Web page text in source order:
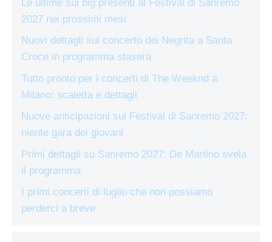
Le ultime sui big presenti al Festival di Sanremo
2027 nei prossimi mesi
Nuovi dettagli sul concerto dei Negrita a Santa
Croce in programma stasera
Tutto pronto per i concerti di The Weeknd a
Milano: scaletta e dettagli
Nuove anticipazioni sul Festival di Sanremo 2027:
niente gara dei giovani
Primi dettagli su Sanremo 2027: De Martino svela
il programma
I primi concerti di luglio che non possiamo
perderci a breve